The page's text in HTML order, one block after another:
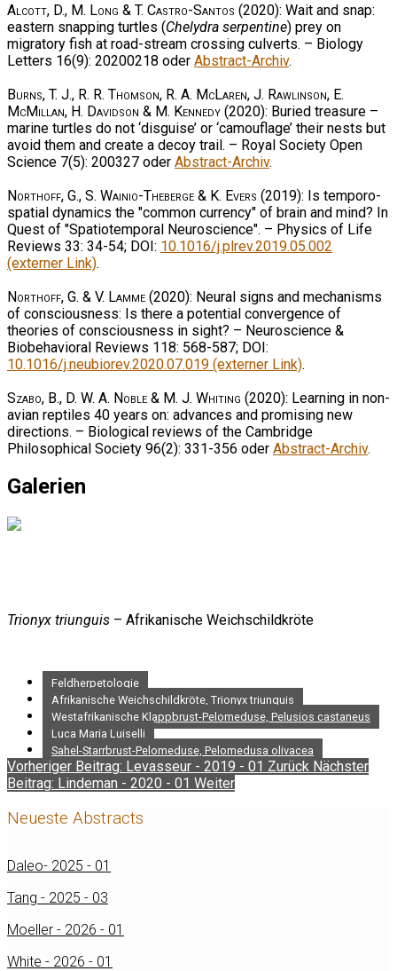
Alcott, D., M. Long & T. Castro-Santos (2020): Wait and snap:
eastern snapping turtles (Chelydra serpentine) prey on
migratory fish at road-stream crossing culverts. – Biology
Letters 16(9): 20200218 oder Abstract-Archiv.
Burns, T. J., R. R. Thomson, R. A. McLaren, J. Rawlinson, E.
McMillan, H. Davidson & M. Kennedy (2020): Buried treasure –
marine turtles do not ‘disguise’ or ‘camouflage’ their nests but
avoid them and create a decoy trail. – Royal Society Open
Science 7(5): 200327 oder Abstract-Archiv.
Northoff, G., S. Wainio-Theberge & K. Evers (2019): Is temporo-
spatial dynamics the "common currency" of brain and mind? In
Quest of "Spatiotemporal Neuroscience". – Physics of Life
Reviews 33: 34-54; DOI: 10.1016/j.plrev.2019.05.002
(externer Link).
Northoff, G. & V. Lamme (2020): Neural signs and mechanisms
of consciousness: Is there a potential convergence of
theories of consciousness in sight? – Neuroscience &
Biobehavioral Reviews 118: 568-587; DOI:
10.1016/j.neubiorev.2020.07.019 (externer Link).
Szabo, B., D. W. A. Noble & M. J. Whiting (2020): Learning in non-
avian reptiles 40 years on: advances and promising new
directions. – Biological reviews of the Cambridge
Philosophical Society 96(2): 331-356 oder Abstract-Archiv.
Galerien
Trionyx triunguis – Afrikanische Weichschildkröte
Feldherpetologie
Afrikanische Weichschildkröte, Trionyx triunguis
Westafrikanische Klappbrust-Pelomeduse, Pelusios castaneus
Luca Maria Luiselli
Sahel-Starrbrust-Pelomeduse, Pelomedusa olivacea
Vorheriger Beitrag: Levasseur - 2019 - 01 Zurück Nächster
Beitrag: Lindeman - 2020 - 01 Weiter
Neueste Abstracts
Daleo- 2025 - 01
Tang - 2025 - 03
Moeller - 2026 - 01
White - 2026 - 01